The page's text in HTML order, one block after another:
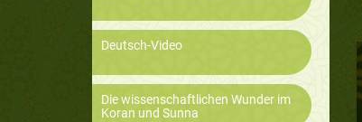
Deutsch-Video
Die wissenschaftlichen Wunder im
Koran und Sunna